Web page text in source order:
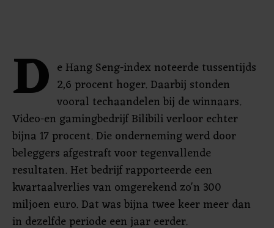
D e Hang Seng-index noteerde tussentijds
2,6 procent hoger. Daarbij stonden
vooral techaandelen bij de winnaars.
Video-en gamingbedrijf Bilibili verloor echter
bijna 17 procent. Die onderneming werd door
beleggers afgestraft voor tegenvallende
resultaten. Het bedrijf rapporteerde een
kwartaalverlies van omgerekend zo'n 300
miljoen euro. Dat was bijna twee keer meer dan
in dezelfde periode een jaar eerder.